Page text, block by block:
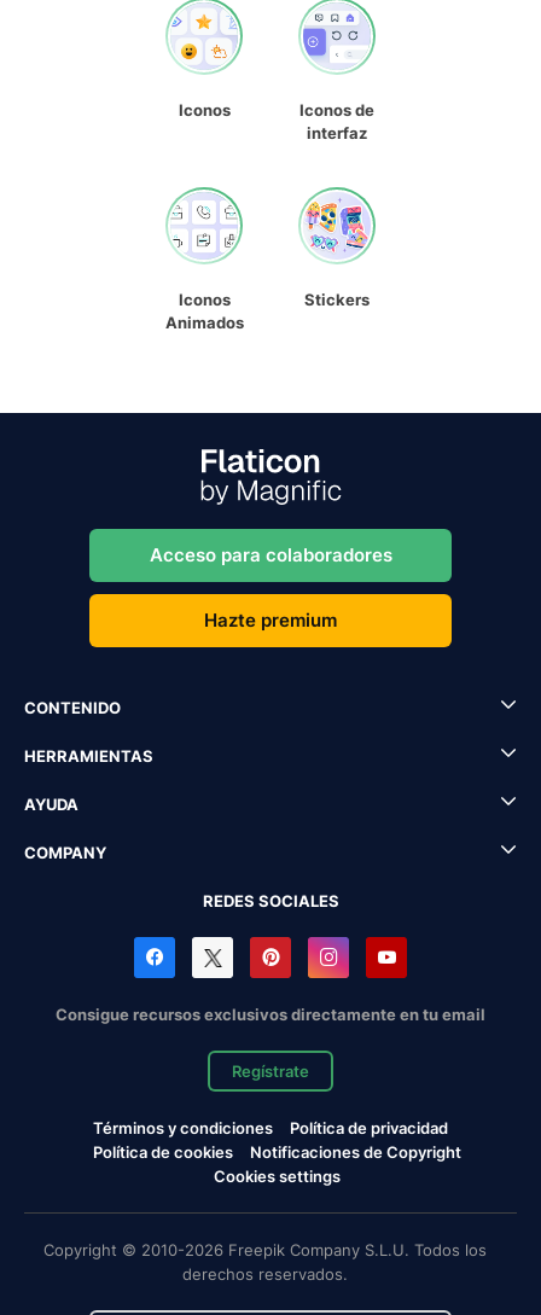
Iconos
Iconos de
interfaz
Iconos
Animados
Stickers
Acceso para colaboradores
Hazte premium
CONTENIDO
HERRAMIENTAS
AYUDA
COMPANY
REDES SOCIALES
Consigue recursos exclusivos directamente en tu email
Regístrate
Términos y condiciones
Política de privacidad
Política de cookies
Notificaciones de Copyright
Cookies settings
Copyright © 2010-2026 Freepik Company S.L.U. Todos los
derechos reservados.